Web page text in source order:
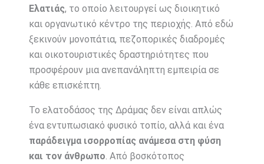
Ελατιάς, το οποίο λειτουργεί ως διοικητικό
και οργανωτικό κέντρο της περιοχής. Από εδώ
ξεκινούν μονοπάτια, πεζοπορικές διαδρομές
και οικοτουριστικές δραστηριότητες που
προσφέρουν μια ανεπανάληπτη εμπειρία σε
κάθε επισκέπτη.
Το ελατοδάσος της Δράμας δεν είναι απλώς
ένα εντυπωσιακό φυσικό τοπίο, αλλά και ένα
παράδειγμα ισορροπίας ανάμεσα στη φύση
και τον άνθρωπο. Από βοσκότοπος